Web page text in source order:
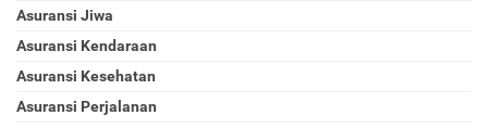
Asuransi Jiwa
Asuransi Kendaraan
Asuransi Kesehatan
Asuransi Perjalanan